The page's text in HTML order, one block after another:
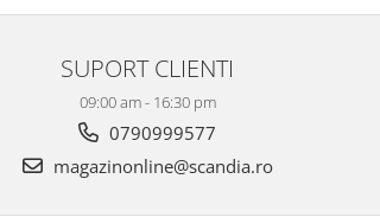
SUPORT CLIENTI
09:00 am - 16:30 pm
0790999577
magazinonline@scandia.ro